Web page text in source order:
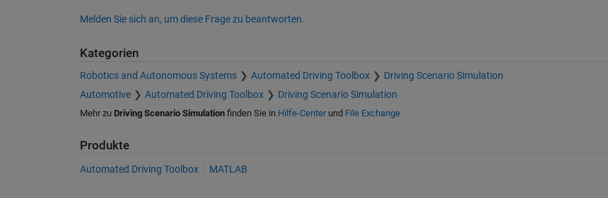
Melden Sie sich an, um diese Frage zu beantworten.
Kategorien
Robotics and Autonomous Systems Automated Driving Toolbox
Driving Scenario Simulation
Automotive
Automated Driving Toolbox Driving Scenario Simulation
Mehr zu Driving Scenario Simulationfinden Sie in Hilfe-Centerund File Exchange
Produkte
Automated Driving Toolbox MATLAB